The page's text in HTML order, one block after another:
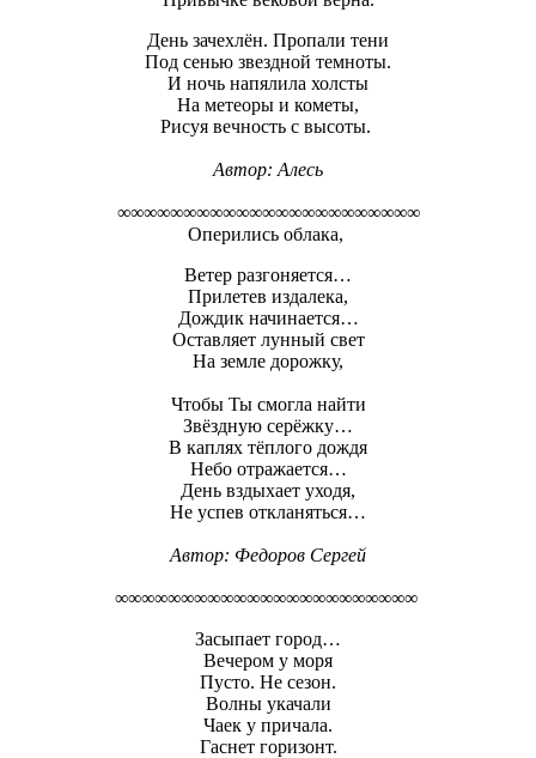
День зачехлён. Пропали тени
Под сенью звездной темноты.
И ночь напялила холсты
На метеоры и кометы,
Рисуя вечность с высоты.
Автор: Алесь
∞∞∞∞∞∞∞∞∞∞∞∞∞∞∞∞∞∞∞∞∞∞∞
Оперились облака,
Ветер разгоняется…
Прилетев издалека,
Дождик начинается…
Оставляет лунный свет
На земле дорожку,
Чтобы Ты смогла найти
Звёздную серёжку…
В каплях тёплого дождя
Небо отражается…
День вздыхает уходя,
Не успев откланяться…
Автор: Федоров Сергей
∞∞∞∞∞∞∞∞∞∞∞∞∞∞∞∞∞∞∞∞∞∞∞
Засыпает город…
Вечером у моря
Пусто. Не сезон.
Волны укачали
Чаек у причала.
Гаснет горизонт.